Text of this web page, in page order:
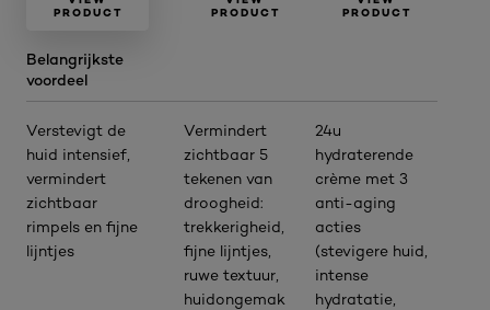
PRODUCT
Belangrijkste
voordeel
Verstevigt de
huid intensief,
vermindert
zichtbaar
rimpels en fijne
lijntjes
PRODUCT
Vermindert
zichtbaar 5
tekenen van
droogheid:
trekkerigheid,
fijne lijntjes,
ruwe textuur,
huidongemak
PRODUCT
24u
hydraterende
crème met 3
anti-aging
acties
(stevigere huid,
intense
hydratatie,